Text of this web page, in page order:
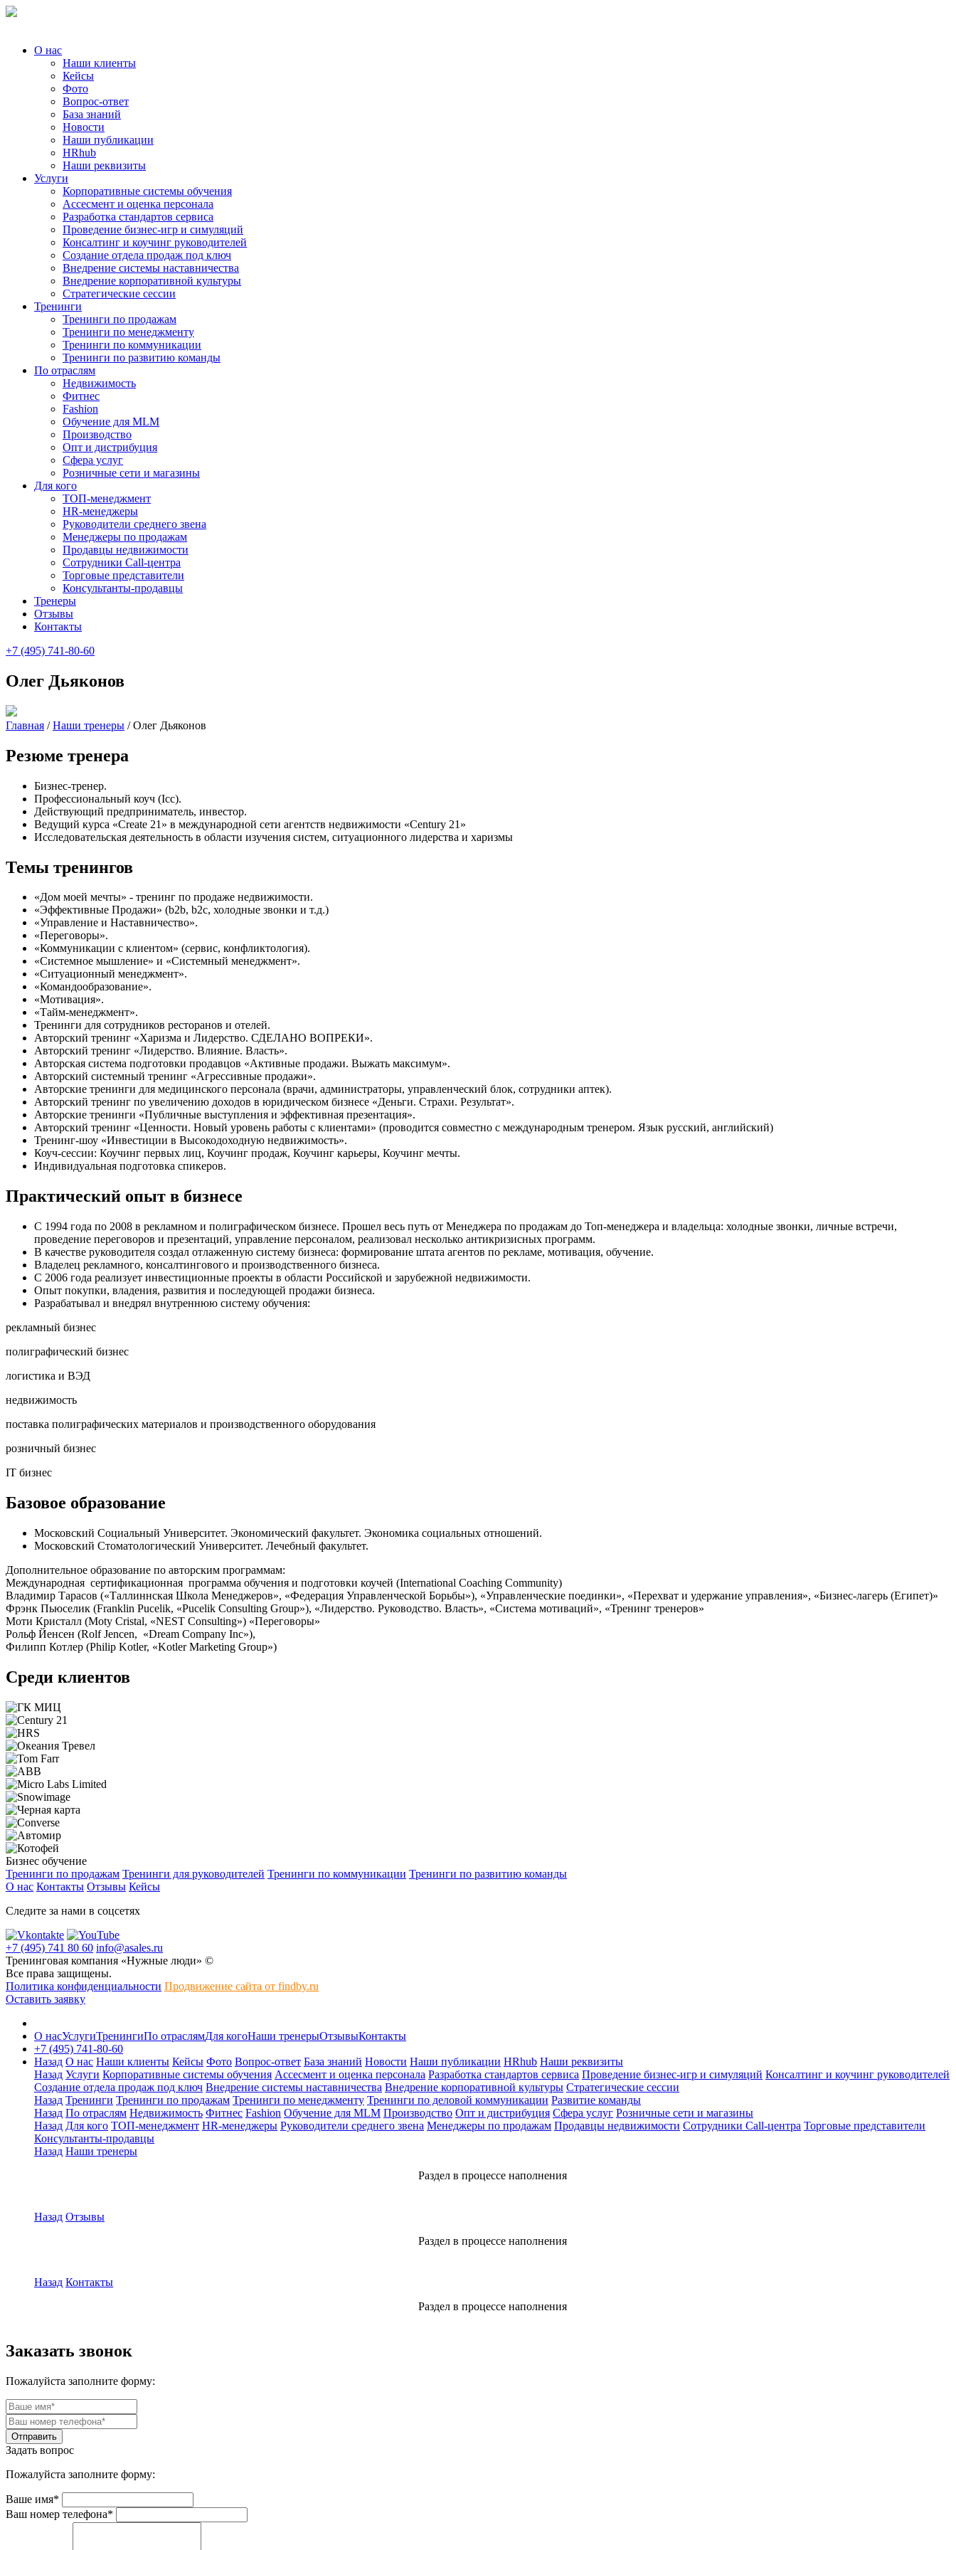
О нас
Наши клиенты
Кейсы
Фото
Вопрос-ответ
База знаний
Новости
Наши публикации
HRhub
Наши реквизиты
Услуги
Корпоративные системы обучения
Ассесмент и оценка персонала
Разработка стандартов сервиса
Проведение бизнес-игр и симуляций
Консалтинг и коучинг руководителей
Создание отдела продаж под ключ
Внедрение системы наставничества
Внедрение корпоративной культуры
Стратегические сессии
Тренинги
Тренинги по продажам
Тренинги по менеджменту
Тренинги по коммуникации
Тренинги по развитию команды
По отраслям
Недвижимость
Фитнес
Fashion
Обучение для MLM
Производство
Опт и дистрибуция
Сфера услуг
Розничные сети и магазины
Для кого
ТОП-менеджмент
HR-менеджеры
Руководители среднего звена
Менеджеры по продажам
Продавцы недвижимости
Сотрудники Call-центра
Торговые представители
Консультанты-продавцы
Тренеры
Отзывы
Контакты
+7 (495) 741-80-60
Олег Дьяконов
Главная /Наши тренеры /Олег Дьяконов
Резюме тренера
Бизнес-тренер.
Профессиональный коуч (Icc).
Действующий предприниматель, инвестор.
Ведущий курса «Create 21» в международной сети агентств недвижимости «Century 21»
Исследовательская деятельность в области изучения систем, ситуационного лидерства и харизмы
Темы тренингов
«Дом моей мечты» - тренинг по продаже недвижимости.
«Эффективные Продажи» (b2b, b2c, холодные звонки и т.д.)
«Управление и Наставничество».
«Переговоры».
«Коммуникации с клиентом» (сервис, конфликтология).
«Системное мышление» и «Системный менеджмент».
«Ситуационный менеджмент».
«Командообразование».
«Мотивация».
«Тайм-менеджмент».
Тренинги для сотрудников ресторанов и отелей.
Авторский тренинг «Харизма и Лидерство. СДЕЛАНО ВОПРЕКИ».
Авторский тренинг «Лидерство. Влияние. Власть».
Авторская система подготовки продавцов «Активные продажи. Выжать максимум».
Авторский системный тренинг «Агрессивные продажи».
Авторские тренинги для медицинского персонала (врачи, администраторы, управленческий блок, сотрудники аптек).
Авторский тренинг по увеличению доходов в юридическом бизнесе «Деньги. Страхи. Результат».
Авторские тренинги «Публичные выступления и эффективная презентация».
Авторский тренинг «Ценности. Новый уровень работы с клиентами» (проводится совместно с международным тренером. Язык русский, английский)
Тренинг-шоу «Инвестиции в Высокодоходную недвижимость».
Коуч-сессии: Коучинг первых лиц, Коучинг продаж, Коучинг карьеры, Коучинг мечты.
Индивидуальная подготовка спикеров.
Практический опыт в бизнесе
С 1994 года по 2008 в рекламном и полиграфическом бизнесе. Прошел весь путь от Менеджера по продажам до Топ-менеджера и владельца: холодные звонки, личные встречи,
проведение переговоров и презентаций, управление персоналом, реализовал несколько антикризисных программ.
В качестве руководителя создал отлаженную систему бизнеса: формирование штата агентов по рекламе, мотивация, обучение.
Владелец рекламного, консалтингового и производственного бизнеса.
С 2006 года реализует инвестиционные проекты в области Российской и зарубежной недвижимости.
Опыт покупки, владения, развития и последующей продажи бизнеса.
Разрабатывал и внедрял внутреннюю систему обучения:
рекламный бизнес
полиграфический бизнес
логистика и ВЭД
недвижимость
поставка полиграфических материалов и производственного оборудования
розничный бизнес
IT бизнес
Базовое образование
Московский Социальный Университет. Экономический факультет. Экономика социальных отношений.
Московский Стоматологический Университет. Лечебный факультет.
Дополнительное образование по авторским программам:
Международная сертификационная программа обучения и подготовки коучей (International Coaching Community)
Владимир Тарасов («Таллиннская Школа Менеджеров», «Федерация Управленческой Борьбы»), «Управленческие поединки», «Перехват и удержание управления», «Бизнес-лагерь (Египет)»
Фрэнк Пьюселик (Franklin Pucelik, «Pucelik Consulting Group»), «Лидерство. Руководство. Власть», «Система мотиваций», «Тренинг тренеров»
Моти Кристалл (Moty Cristal, «NEST Consulting») «Переговоры»
Рольф Йенсен (Rolf Jencen, «Dream Company Inc»),
Филипп Котлер (Philip Kotler, «Kotler Marketing Group»)
Среди клиентов
Бизнес обучение
Тренинги по продажам Тренинги для руководителей Тренинги по коммуникации Тренинги по развитию команды
О нас Контакты Отзывы Кейсы
Следите за нами в соцсетях
+7 (495) 741 80 60 info@asales.ru
Тренинговая компания «Нужные люди» ©
Все права защищены.
Политика конфиденциальности Продвижение сайта от findby.ru
Оставить заявку
О насУслугиТренингиПо отраслямДля когоНаши тренерыОтзывыКонтакты
+7 (495) 741-80-60
Назад О нас Наши клиенты Кейсы Фото Вопрос-ответ База знаний Новости Наши публикации HRhub Наши реквизиты
Назад Услуги Корпоративные системы обучения Ассесмент и оценка персонала Разработка стандартов сервиса Проведение бизнес-игр и симуляций Консалтинг и коучинг руководителей
Создание отдела продаж под ключ Внедрение системы наставничества Внедрение корпоративной культуры Стратегические сессии
Назад Тренинги Тренинги по продажам Тренинги по менеджменту Тренинги по деловой коммуникации Развитие команды
Назад По отраслям Недвижимость Фитнес Fashion Обучение для MLM Производство Опт и дистрибуция Сфера услуг Розничные сети и магазины
Назад Для кого ТОП-менеджмент HR-менеджеры Руководители среднего звена Менеджеры по продажам Продавцы недвижимости Сотрудники Call-центра Торговые представители
Консультанты-продавцы
Назад Наши тренеры
Раздел в процессе наполнения
Назад Отзывы
Раздел в процессе наполнения
Назад Контакты
Раздел в процессе наполнения
Заказать звонок
Пожалуйста заполните форму:
Задать вопрос
Пожалуйста заполните форму:
Ваше имя*
Ваш номер телефона*